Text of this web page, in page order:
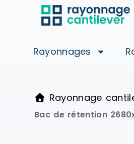
Rayonnages
Rayonnage
Bac de rétention